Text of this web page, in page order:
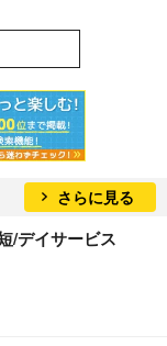
さらに見る
/デイサービス